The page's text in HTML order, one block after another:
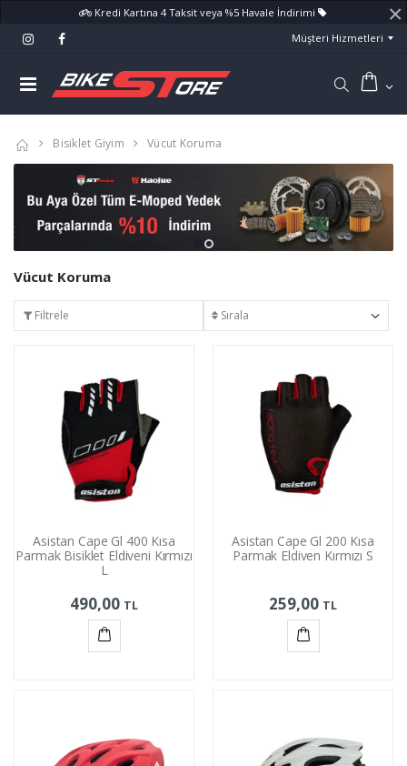
Kredi Kartına 4 Taksit veya %5 Havale İndirimi ×
Müşteri Hizmetleri
Bisiklet Giyim Vücut Koruma
Vücut Koruma
Filtrele
Asistan Cape Gl 400 Kısa
Parmak Bisiklet Eldiveni Kırmızı
L
490,00 TL
Asistan Cape Gl 200 Kısa
Parmak Eldiven Kırmızı S
259,00 TL